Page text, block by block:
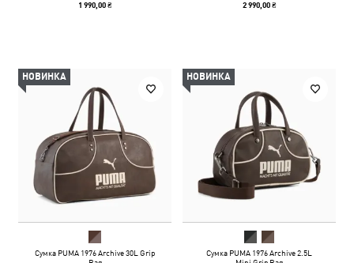
1 990,00 ₴ 2 990,00 ₴
НОВИНКА
Сумка PUMA 1976 Archive 30L Grip
НОВИНКА
Сумка PUMA 1976 Archive 2.5L